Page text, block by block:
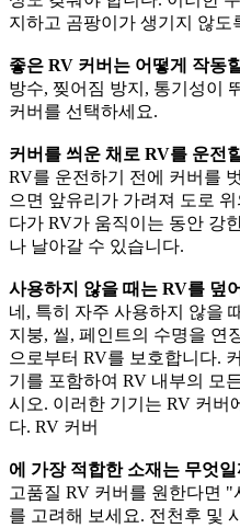
지하고 곰팡이가 생기지 않도
좋은 RV 커버는 어떻게 작동
방수, 찢어짐 방지, 통기성이
커버를 선택하세요.
커버를 씌운 채로 RV를 운전
RV를 운전하기 전에 커버를
으면 앞유리가 가려져 도로
다가 RV가 움직이는 동안 강
나 날아갈 수 있습니다.
사용하지 않을 때는 RV를 덮
네, 특히 자주 사용하지 않을
지붕, 씰, 페인트의 수명을 연
으로부터 RV를 보호합니다.
기를 포함하여 RV 내부의 모
시오. 이러한 기기는 RV 커버
다. RV 커버
에 가장 적합한 소재는 무엇일
고품질 RV 커버를 원한다면
를 고려해 보세요. 전천후 및